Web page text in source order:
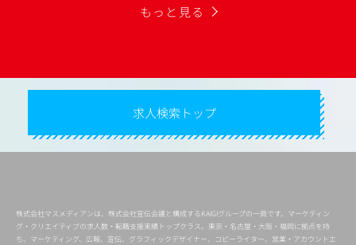
もっと見る
求人検索トップ
株式会社マスメディアンは、株式会社宣伝会議と構成するKAIGIグループの一員です。マーケティン
グ・クリエイティブの求人数・転職支援実績トップクラス。東京・名古屋・大阪・福岡に拠点を持
ち、マーケティング、広報、宣伝、グラフィックデザイナー、コピーライター、営業・アカウントエ